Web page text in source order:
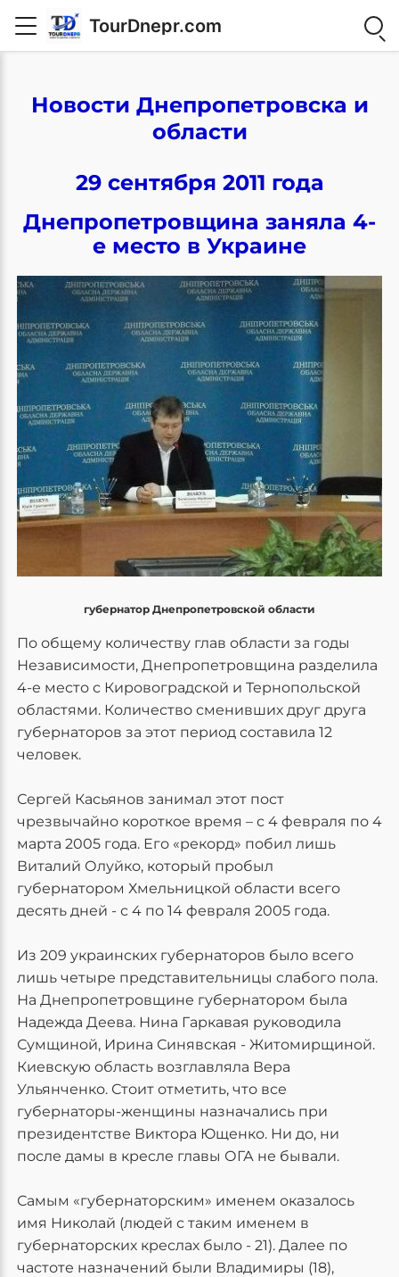
TourDnepr.com
Новости Днепропетровска и
области
29 сентября 2011 года
Днепропетровщина заняла 4-
е место в Украине
губернатор Днепропетровской области
По общему количеству глав области за годы
Независимости, Днепропетровщина разделила
4-е место с Кировоградской и Тернопольской
областями. Количество сменивших друг друга
губернаторов за этот период составила 12
человек.
Сергей Касьянов занимал этот пост
чрезвычайно короткое время – с 4 февраля по 4
марта 2005 года. Его «рекорд» побил лишь
Виталий Олуйко, который пробыл
губернатором Хмельницкой области всего
десять дней - с 4 по 14 февраля 2005 года.
Из 209 украинских губернаторов было всего
лишь четыре представительницы слабого пола.
На Днепропетровщине губернатором была
Надежда Деева. Нина Гаркавая руководила
Сумщиной, Ирина Синявская - Житомирщиной.
Киевскую область возглавляла Вера
Ульянченко. Стоит отметить, что все
губернаторы-женщины назначались при
президентстве Виктора Ющенко. Ни до, ни
после дамы в кресле главы ОГА не бывали.
Самым «губернаторским» именем оказалось
имя Николай (людей с таким именем в
губернаторских креслах было - 21). Далее по
частоте назначений были Владимиры (18),